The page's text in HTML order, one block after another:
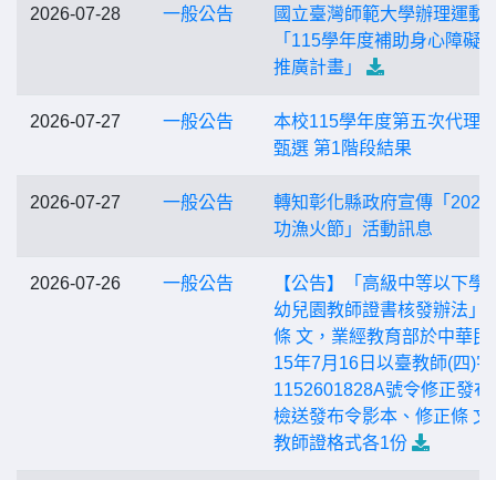
2026-07-28 一般公告
國立臺灣師範大學辦理運動
「115學年度補助身心障礙
推廣計畫」
2026-07-27 一般公告
本校115學年度第五次代理
甄選 第1階段結果
2026-07-27 一般公告
轉知彰化縣政府宣傳「2026
功漁火節」活動訊息
2026-07-26 一般公告
【公告】「高級中等以下學
幼兒園教師證書核發辦法」
條 文，業經教育部於中華民
15年7月16日以臺教師(四)
1152601828A號令修正發布
檢送發布令影本、修正條 文
教師證格式各1份